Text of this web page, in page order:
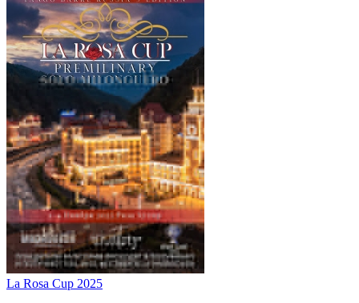
La Rosa Cup 2025